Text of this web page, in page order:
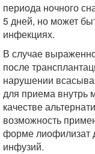
периода ночного
5 дней, но может
инфекциях.
В случае
после
нарушении
для приема внутрь
качестве
возможность
форме лиофилизат
инфузий.